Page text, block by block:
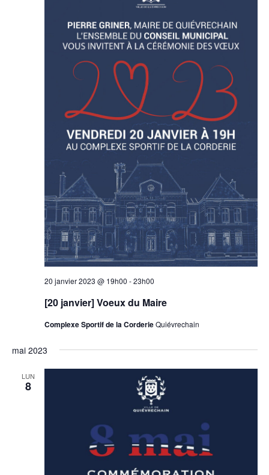
20 janvier 2023 @ 19h00 -23h00
[20 janvier] Voeux du Maire
Complexe Sportif de la CorderieQuiévrechain
mai 2023
LUN
8